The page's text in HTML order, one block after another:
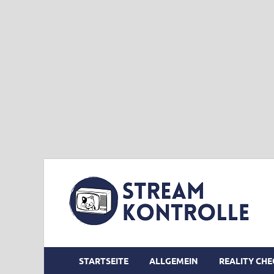
STARTSEITE ALLGEMEIN REALITY